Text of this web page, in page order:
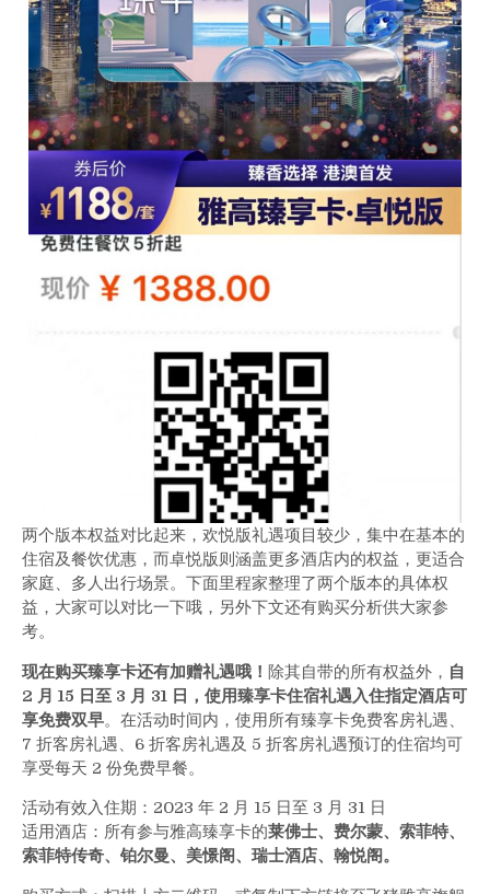
两个版本权益对比起来，欢悦版礼遇项目较少，集中在基本的
住宿及餐饮优惠，而卓悦版则涵盖更多酒店内的权益，更适合
家庭、多人出行场景。下面里程家整理了两个版本的具体权
益，大家可以对比一下哦，另外下文还有购买分析供大家参
考。
现在购买臻享卡还有加赠礼遇哦！ 除其自带的所有权益外， 自
2 月 15 日至 3 月 31 日，使用臻享卡住宿礼遇入住指定酒店可
享免费双早。在活动时间内，使用所有臻享卡免费客房礼遇、
7 折客房礼遇、6 折客房礼遇及 5 折客房礼遇预订的住宿均可
享受每天 2 份免费早餐。
活动有效入住期：2023 年 2 月 15 日至 3 月 31 日
适用酒店：所有参与雅高臻享卡的莱佛士、费尔蒙、索菲特、
索菲特传奇、铂尔曼、美憬阁、瑞士酒店、翰悦阁。